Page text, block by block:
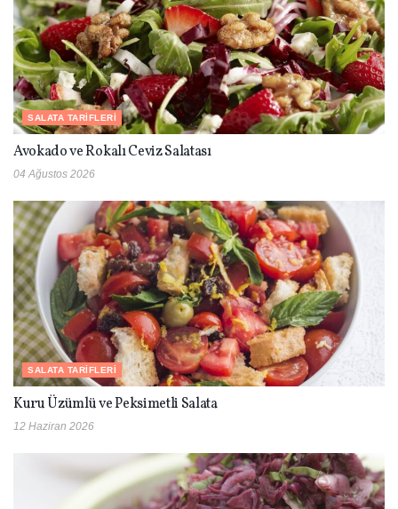
SALATA TARIFLERI
Avokado ve Rokalı Ceviz Salatası
04 Ağustos 2026
SALATA TARIFLERI
Kuru Üzümlü ve Peksimetli Salata
12 Haziran 2026